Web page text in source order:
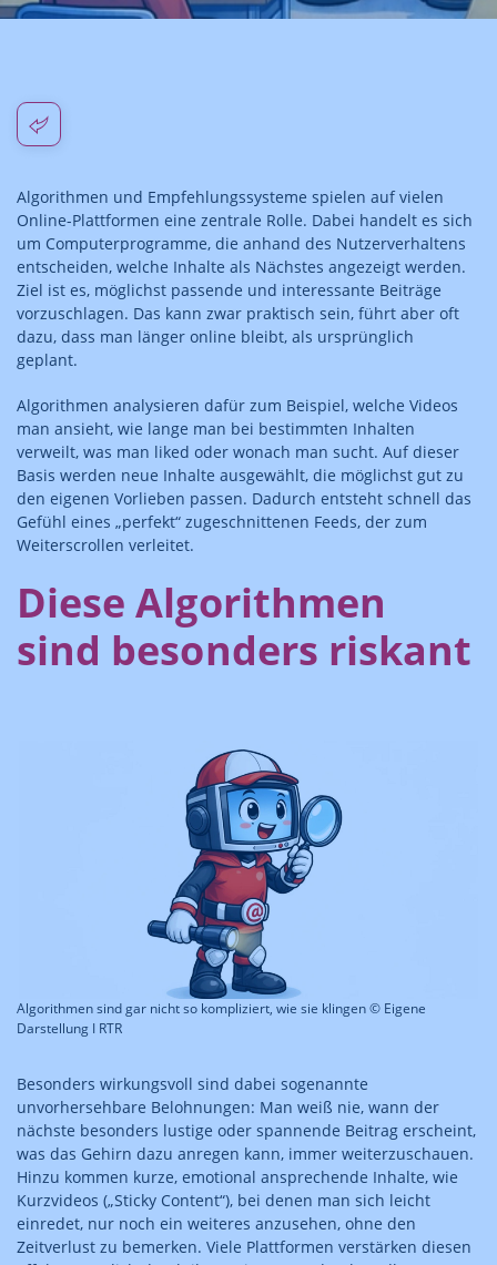
Algorithmen und Empfehlungssysteme spielen auf vielen
Online-Plattformen eine zentrale Rolle. Dabei handelt es sich
um Computerprogramme, die anhand des Nutzerverhaltens
entscheiden, welche Inhalte als Nächstes angezeigt werden.
Ziel ist es, möglichst passende und interessante Beiträge
vorzuschlagen. Das kann zwar praktisch sein, führt aber oft
dazu, dass man länger online bleibt, als ursprünglich
geplant.
Algorithmen analysieren dafür zum Beispiel, welche Videos
man ansieht, wie lange man bei bestimmten Inhalten
verweilt, was man liked oder wonach man sucht. Auf dieser
Basis werden neue Inhalte ausgewählt, die möglichst gut zu
den eigenen Vorlieben passen. Dadurch entsteht schnell das
Gefühl eines „perfekt“ zugeschnittenen Feeds, der zum
Weiterscrollen verleitet.
Diese Algorithmen
sind besonders riskant
Algorithmen sind gar nicht so kompliziert, wie sie klingen © Eigene
Darstellung I RTR
Besonders wirkungsvoll sind dabei sogenannte
unvorhersehbare Belohnungen: Man weiß nie, wann der
nächste besonders lustige oder spannende Beitrag erscheint,
was das Gehirn dazu anregen kann, immer weiterzuschauen.
Hinzu kommen kurze, emotional ansprechende Inhalte, wie
Kurzvideos („Sticky Content“), bei denen man sich leicht
einredet, nur noch ein weiteres anzusehen, ohne den
Zeitverlust zu bemerken. Viele Plattformen verstärken diesen